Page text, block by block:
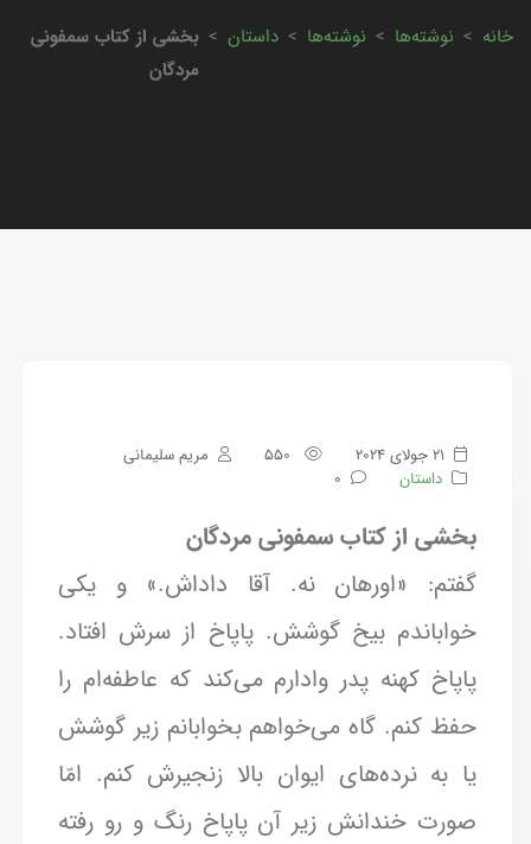
خانه > نوشته‌ها > نوشته‌ها > داستان > بخشی از کتاب سمفونی
مردگان
21 جولای 2024
مریم سلیمانی
داستان
0
بخشی از کتاب سمفونی مردگان
گفتم: «اورهان نه. آقا داداش.» و یکی
خواباندم بیخ گوشش. پاپاخ از سرش افتاد.
پاپاخ کهنه پدر وادارم می‌کند که عاطفه‌ام را
حفظ کنم. گاه می‌خواهم بخوابانم زیر گوشش
یا به نرده‌های ایوان بالا زنجیرش کنم. امّا
صورت خندانش زیر آن پاپاخ رنگ و رو رفته